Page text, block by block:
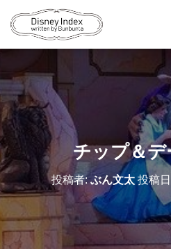
チップ＆デ
投稿者:ぶん文太 投稿